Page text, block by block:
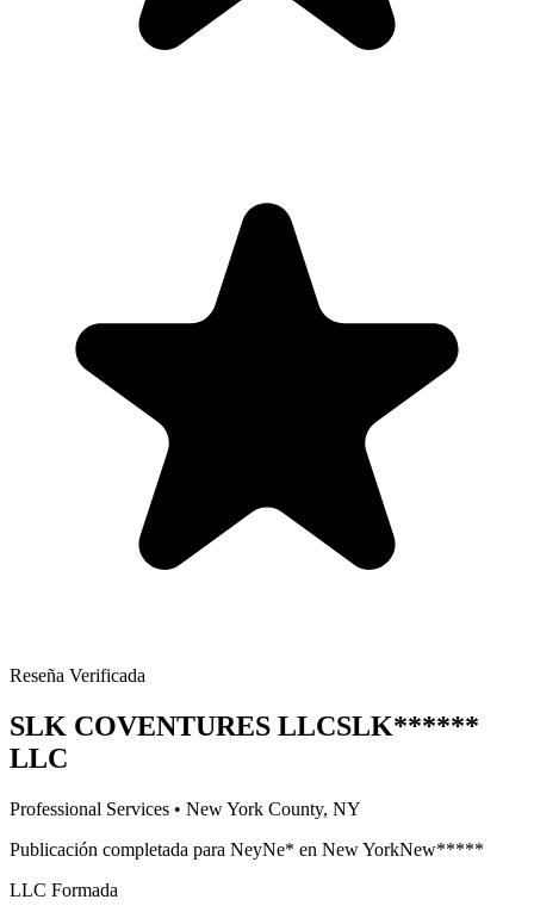
Reseña Verificada
SLK COVENTURES LLCSLK******
LLC
Professional Services • New York County, NY
Publicación completada para NeyNe* en New YorkNew*****
LLC Formada